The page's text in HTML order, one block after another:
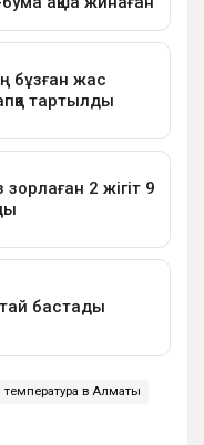
температура в Алматы